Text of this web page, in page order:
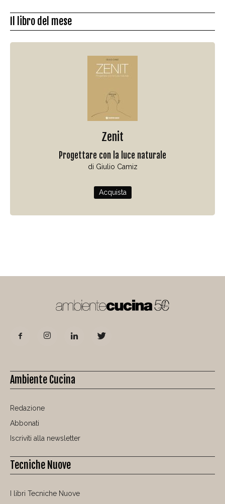
Il libro del mese
Zenit
Progettare con la luce naturale
di Giulio Camiz
Acquista
Ambiente Cucina
Redazione
Abbonati
Iscriviti alla newsletter
Tecniche Nuove
I libri Tecniche Nuove